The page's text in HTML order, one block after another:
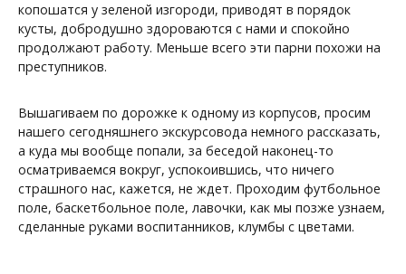
копошатся у зеленой изгороди, приводят в порядок
кусты, добродушно здороваются с нами и спокойно
продолжают работу. Меньше всего эти парни похожи на
преступников.
Вышагиваем по дорожке к одному из корпусов, просим
нашего сегодняшнего экскурсовода немного рассказать,
а куда мы вообще попали, за беседой наконец-то
осматриваемся вокруг, успокоившись, что ничего
страшного нас, кажется, не ждет. Проходим футбольное
поле, баскетбольное поле, лавочки, как мы позже узнаем,
сделанные руками воспитанников, клумбы с цветами.